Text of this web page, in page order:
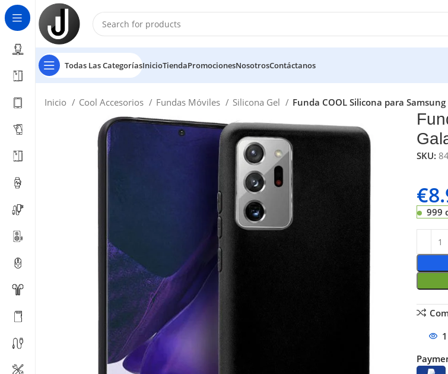
Todas Las CategoríasInicioTiendaPromocionesNosotrosContáctanos
Inicio Cool Accesorios Fundas Móviles Silicona Gel Funda COOL Silicona para
SKU:
€
999